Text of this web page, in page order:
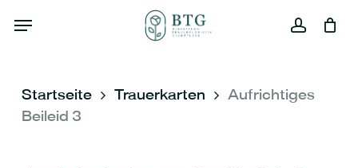
main
account
Menu
Close
Startseite Trauerkarten
Aufrichtiges
Beileid 3